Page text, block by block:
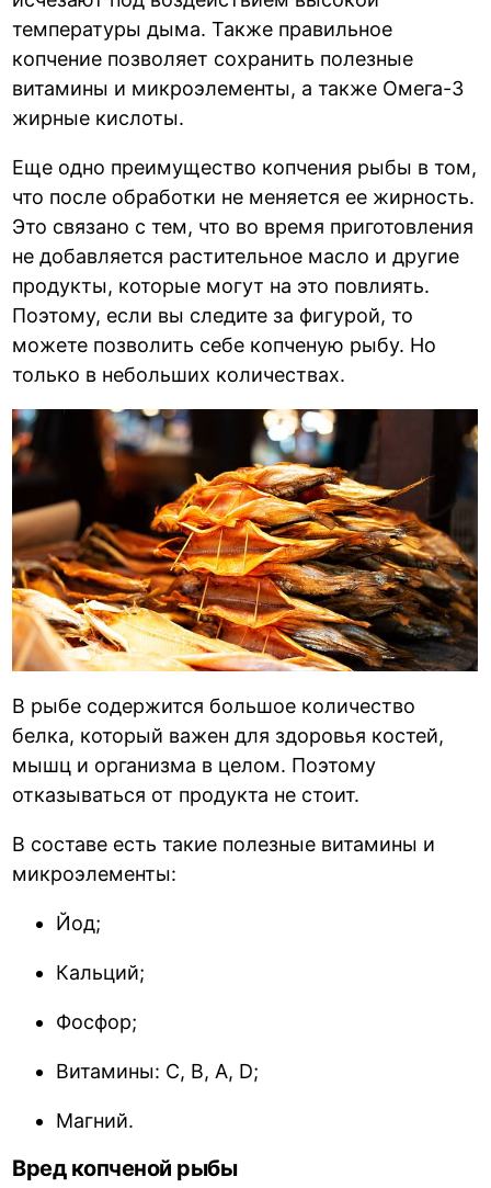
температуры дыма. Также правильное
копчение позволяет сохранить полезные
витамины и микроэлементы, а также Омега-3
жирные кислоты.
Еще одно преимущество копчения рыбы в том,
что после обработки не меняется ее жирность.
Это связано с тем, что во время приготовления
не добавляется растительное масло и другие
продукты, которые могут на это повлиять.
Поэтому, если вы следите за фигурой, то
можете позволить себе копченую рыбу. Но
только в небольших количествах.
В рыбе содержится большое количество
белка, который важен для здоровья костей,
мышц и организма в целом. Поэтому
отказываться от продукта не стоит.
В составе есть такие полезные витамины и
микроэлементы:
Йод;
Кальций;
Фосфор;
Витамины: С, В, А, D;
Магний.
Вред копченой рыбы